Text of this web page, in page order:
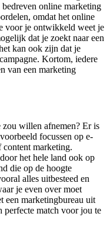
online marketing
omdat het online
voor je ontwikkeld weet je
dat je zoekt naar een
kan ook zijn dat je
Kortom, iedere
van een marketing
willen afnemen? Er is
focussen op e-
content marketing.
het hele land ook op
die op de hoogte
alles uitbesteed en
je even over moet
een marketingbureau uit
perfecte match voor jou te